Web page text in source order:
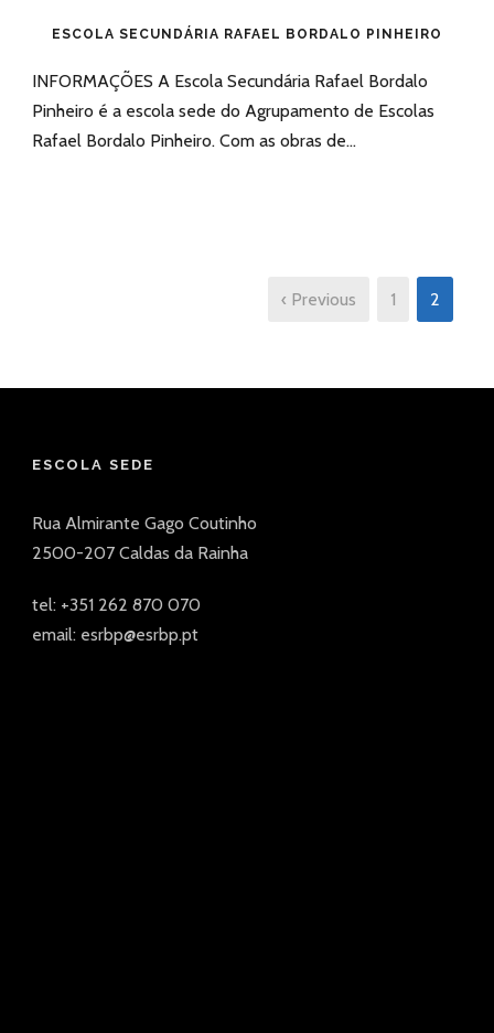
ESCOLA SECUNDÁRIA RAFAEL BORDALO PINHEIRO
INFORMAÇÕES A Escola Secundária Rafael Bordalo
Pinheiro é a escola sede do Agrupamento de Escolas
Rafael Bordalo Pinheiro. Com as obras de...
‹ Previous 1 2
ESCOLA SEDE
Rua Almirante Gago Coutinho
2500-207 Caldas da Rainha
tel: +351 262 870 070
email: esrbp@esrbp.pt